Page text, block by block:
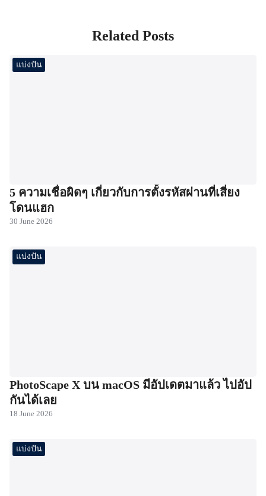
Related Posts
แบ่งปัน
5 ความเชื่อผิดๆ เกี่ยวกับการตั้งรหัสผ่านที่เสี่ยง
โดนแฮก
30 June 2026
แบ่งปัน
PhotoScape X บน macOS มีอัปเดตมาแล้ว ไปอัป
กันได้เลย
18 June 2026
แบ่งปัน